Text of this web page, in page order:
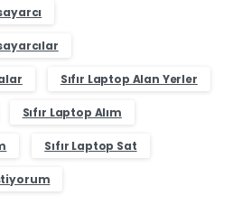
Sıfır Laptop Alan Yerler
Sıfır Laptop Alım
Sıfır Laptop Sat